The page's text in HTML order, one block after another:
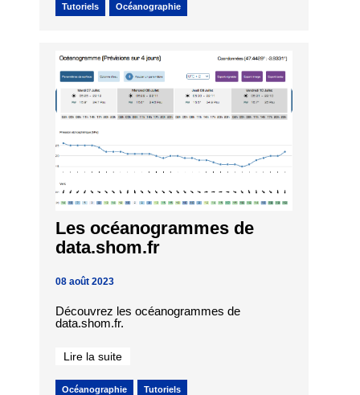
Tutoriels Océanographie
Les océanogrammes de
data.shom.fr
08 août 2023
Découvrez les océanogrammes de
data.shom.fr.
Lire la suite
Océanographie Tutoriels